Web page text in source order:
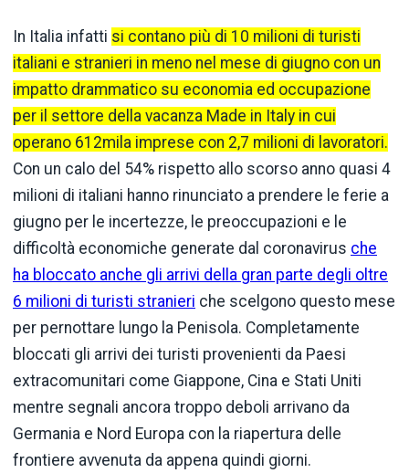
In Italia infatti si contano più di 10 milioni di turisti
italiani e stranieri in meno nel mese di giugno con un
impatto drammatico su economia ed occupazione
per il settore della vacanza Made in Italy in cui
operano 612mila imprese con 2,7 milioni di lavoratori.
Con un calo del 54% rispetto allo scorso anno quasi 4
milioni di italiani hanno rinunciato a prendere le ferie a
giugno per le incertezze, le preoccupazioni e le
difficoltà economiche generate dal coronavirus che
ha bloccato anche gli arrivi della gran parte degli oltre
6 milioni di turisti stranieri che scelgono questo mese
per pernottare lungo la Penisola. Completamente
bloccati gli arrivi dei turisti provenienti da Paesi
extracomunitari come Giappone, Cina e Stati Uniti
mentre segnali ancora troppo deboli arrivano da
Germania e Nord Europa con la riapertura delle
frontiere avvenuta da appena quindi giorni.